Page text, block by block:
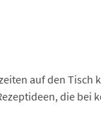
auf den Tisch
die bei